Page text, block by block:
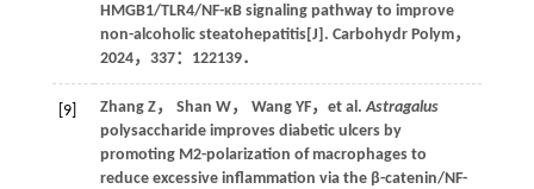
HMGB1/TLR4/NF-κB signaling pathway to improve
non-alcoholic steatohepatitis[J]. Carbohydr Polym，
2024， 337：122139．
[9] Zhang Z， Shan W， Wang YF，et al.Astragalus
polysaccharide improves diabetic ulcers by
promoting M2-polarization of macrophages to
reduce excessive inflammation via the β-catenin/NF-